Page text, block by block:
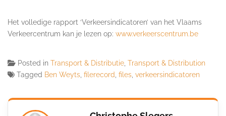
Het volledige rapport ‘Verkeersindicatoren’ van het Vlaams
Verkeercentrum kan je lezen op: www.verkeerscentrum.be
Posted in Transport & Distributie Transport & Distribution
Tagged Ben Weyts filerecord files verkeersindicatoren